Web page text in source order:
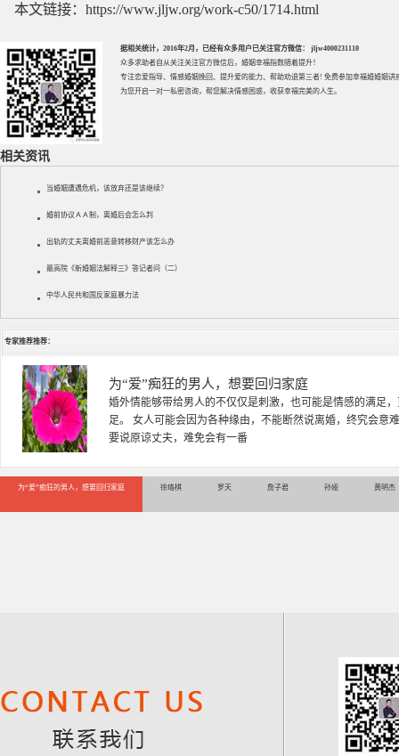
本文链接： https://www.jljw.org/work-c50/1714.html
据相关统计，2016年2月，已经有众多用户已关注官方微信： jljw4000231110
众多求助者自从关注关注官方微信后，婚姻幸福指数随着提升！
专注恋爱指导、 情感婚姻挽回 、提升爱的能力、帮助劝退第三者! 免费参加幸福婚婚姻讲
为您开启一对一私密咨询，帮您解决情感困惑，收获幸福完美的人生。
相关资讯
当婚姻遭遇危机，该放弃还是该继续？
婚前协议ＡＡ制，离婚后会怎么判
出轨的丈夫离婚前恶意转移财产该怎么办
最高院《新婚姻法解释三》答记者问（二）
中华人民共和国反家庭暴力法
专家推荐推荐：
徐珞棋
徐珞棋，婚姻家庭咨询师，毕业于重庆师范大学心理学专业
多年，对婚姻情感分析、恋爱择偶、夫妻关系，情感挽回、
千小时，积累了丰富的咨
为“爱”痴狂的男人，想要回归家庭 徐珞棋 罗天 詹子君 孙娅 黄明杰